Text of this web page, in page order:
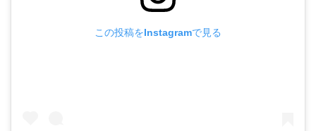
この投稿をInstagramで見る